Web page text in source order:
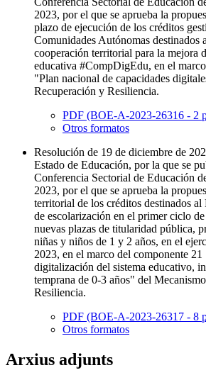
2023, por el que se aprueba la
plazo de ejecución de los créditos
Comunidades Autónomas destinados
cooperación territorial para la mejora
educativa #CompDigEdu, en el
"Plan nacional de capacidades
Recuperación y Resiliencia.
PDF (BOE-A-2023-26316 - 2
Otros formatos
Resolución de 19 de diciembre de
Estado de Educación, por la que se
Conferencia Sectorial de Educación
2023, por el que se aprueba la
territorial de los créditos destinados
de escolarización en el primer ciclo
nuevas plazas de titularidad pública,
niñas y niños de 1 y 2 años, en el
2023, en el marco del componente
digitalización del sistema educativo,
temprana de 0-3 años" del
Resiliencia.
PDF (BOE-A-2023-26317 - 8
Otros formatos
Arxius adjunts